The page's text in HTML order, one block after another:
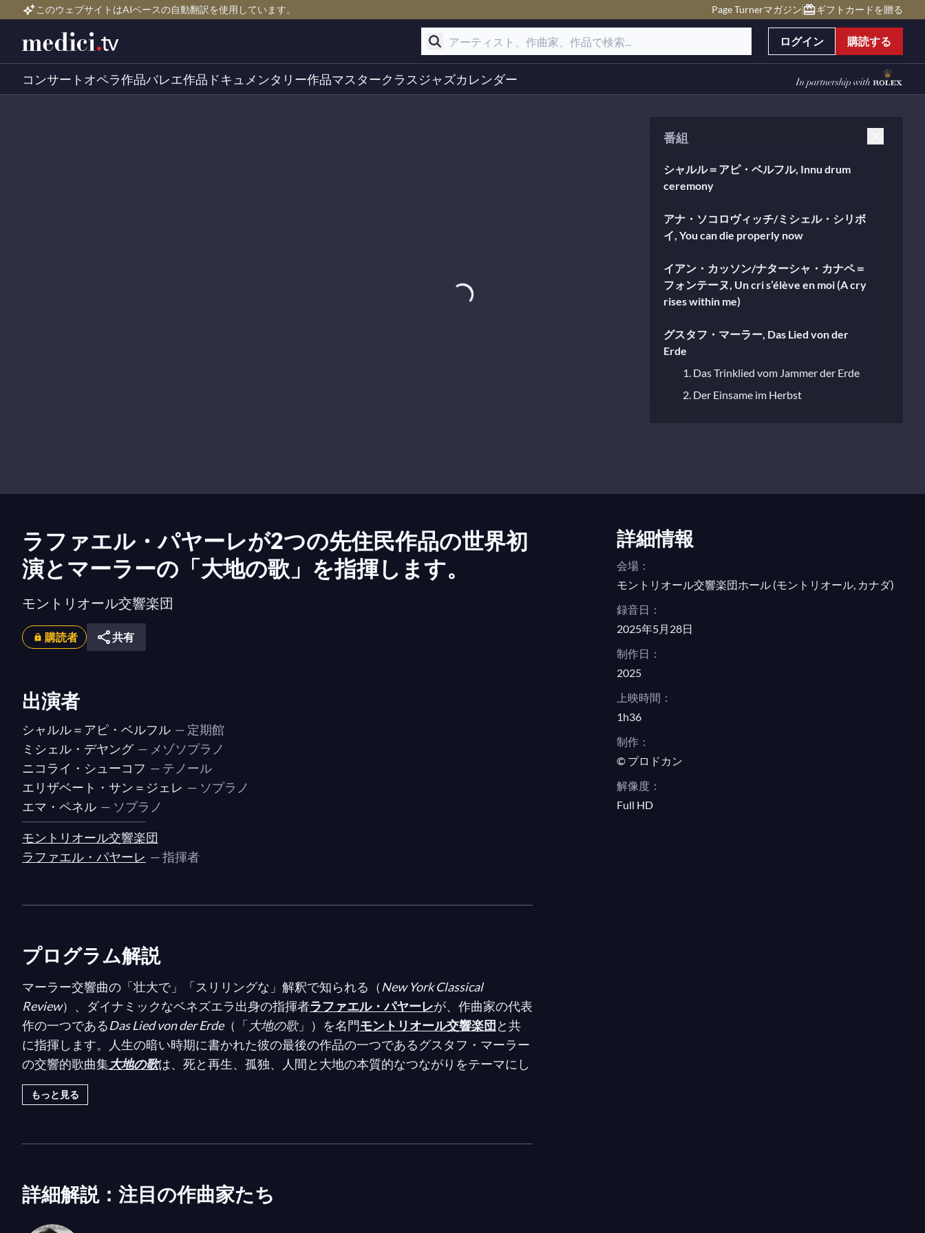
このウェブサイトはAIベースの自動翻訳を使用しています。 Page Turnerマガジン ギフトカードを贈る
ログイン 購読する
コンサート オペラ作品バレエ作品 ドキュメンタリー作品マスタークラス ジャズカレンダー
番組
シャルル＝アピ・ベルフル, Innu drum
ceremony
アナ・ソコロヴィッチ/ミシェル・シリボ
イ, You can die properly now
イアン・カッソン/ナターシャ・カナペ＝
フォンテーヌ, Un cri s’élève en moi (A cry
rises within me)
グスタフ・マーラー, Das Lied von der
Erde
1. Das Trinklied vom Jammer der Erde
2. Der Einsame im Herbst
ラファエル・パヤーレが2つの先住民作品の世界初
演とマーラーの「大地の歌」を指揮します。
モントリオール交響楽団
購読者 共有
出演者
シャルル＝アピ・ベルフル — 定期館
ミシェル・デヤング— メゾソプラノ
ニコライ・シューコフ — テノール
エリザベート・サン＝ジェレ — ソプラノ
エマ・ペネル — ソプラノ
モントリオール交響楽団
ラファエル・パヤーレ — 指揮者
プログラム解説
マーラー交響曲の「壮大で」「スリリングな」解釈で知られる（ New York Classical
Review）、ダイナミックなベネズエラ出身の指揮者ラファエル・パヤーレが、作曲家の代表
作の一つであるDas Lied von der Erde（「大地の歌」）を名門モントリオール交響楽団と共
に指揮します。人生の暗い時期に書かれた彼の最後の作品の一つであるグスタフ・マーラー
の交響的歌曲集大地の歌は、死と再生、孤独、人間と大地の本質的なつながりをテーマにし
ています。古典中国詩を基にしたテキストは、複数のグラミー賞受賞メゾソプラノ、ミシェ
ル・デヤングと高く評価されているテノール、ニコライ・シュコフによって演奏されます。
けられています。モントリオール交響楽団の委嘱作品であり、先住民ソプラノのエリザベ
もっと見る
詳細解説：注目の作曲家たち
詳細情報
会場：
モントリオール交響楽団ホール (モントリオール, カナダ)
録音日：
2025年5月28日
制作日：
2025
上映時間：
1h36
制作：
© プロドカン
解像度：
Full HD